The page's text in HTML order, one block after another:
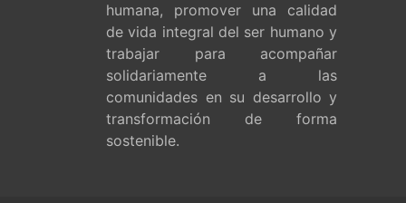
humana, promover una calidad
de vida integral del ser humano y
trabajar para acompañar
solidariamente a las
comunidades en su desarrollo y
transformación de forma
sostenible.